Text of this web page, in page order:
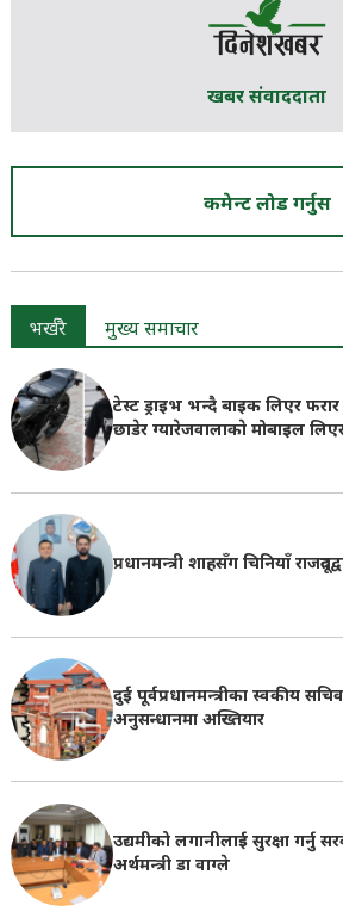
खबर संवाददाता
कमेन्ट लोड गर्नुस
भर्खरै मुख्य समाचार
टेस्ट ड्राइभ भन्दै बाइक लिएर
छाडेर ग्यारेजवालाकाे मोबाइल
प्रधानमन्त्री शाहसँग चिनियाँ
दुई पूर्वप्रधानमन्त्रीका स्वकीय
अनुसन्धानमा अख्तियार
उद्यमीको लगानीलाई सुरक्षा गर्नु
अर्थमन्त्री डा वाग्ले